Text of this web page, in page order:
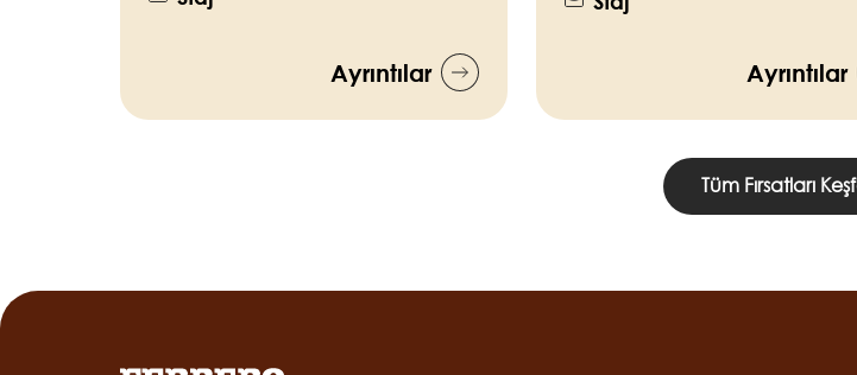
Ayrıntılar Ayrıntılar
Tüm Fırsatları